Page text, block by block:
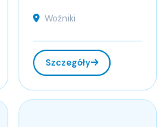
Woźniki
Szczegóły